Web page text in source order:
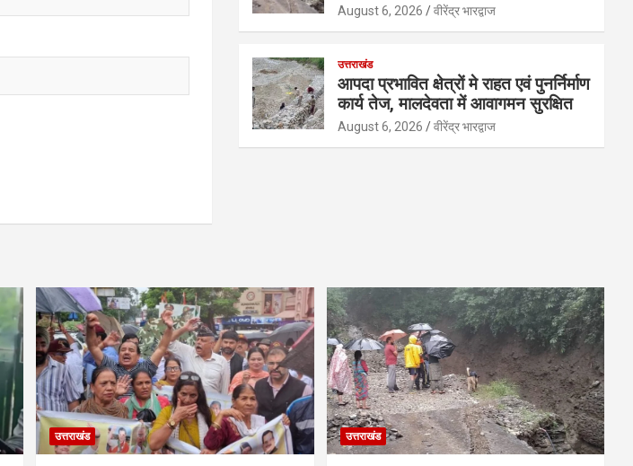
August 6, 2026 वीरेंद्र भारद्वाज
उत्तराखंड
आपदा प्रभावित क्षेत्रों मे राहत एवं पुनर्निर्माण
कार्य तेज, मालदेवता में आवागमन सुरक्षित
August 6, 2026 वीरेंद्र भारद्वाज
उत्तराखंड उत्तराखंड